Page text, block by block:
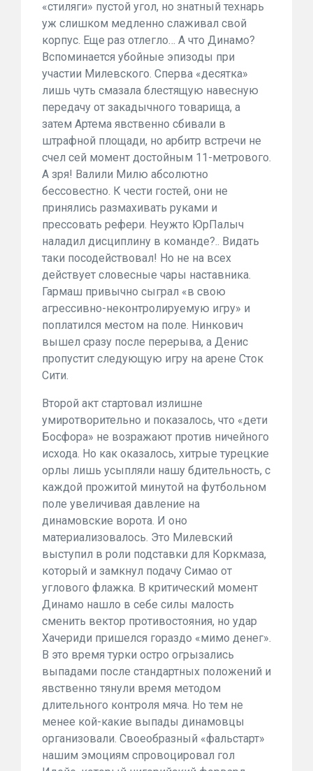
«стиляги» пустой угол, но знатный технарь
уж слишком медленно слаживал свой
корпус. Еще раз отлегло… А что Динамо?
Вспоминается убойные эпизоды при
участии Милевского. Сперва «десятка»
лишь чуть смазала блестящую навесную
передачу от закадычного товарища, а
затем Артема явственно сбивали в
штрафной площади, но арбитр встречи не
счел сей момент достойным 11-метрового.
А зря! Валили Милю абсолютно
бессовестно. К чести гостей, они не
принялись размахивать руками и
прессовать рефери. Неужто ЮрПалыч
наладил дисциплину в команде?.. Видать
таки посодействовал! Но не на всех
действует словесные чары наставника.
Гармаш привычно сыграл «в свою
агрессивно-неконтролируемую игру» и
поплатился местом на поле. Нинкович
вышел сразу после перерыва, а Денис
пропустит следующую игру на арене Сток
Сити.
Второй акт стартовал излишне
умиротворительно и показалось, что «дети
Босфора» не возражают против ничейного
исхода. Но как оказалось, хитрые турецкие
орлы лишь усыпляли нашу бдительность, с
каждой прожитой минутой на футбольном
поле увеличивая давление на
динамовские ворота. И оно
материализовалось. Это Милевский
выступил в роли подставки для Коркмаза,
который и замкнул подачу Симао от
углового флажка. В критический момент
Динамо нашло в себе силы малость
сменить вектор противостояния, но удар
Хачериди пришелся гораздо «мимо денег».
В это время турки остро огрызались
выпадами после стандартных положений и
явственно тянули время методом
длительного контроля мяча. Но тем не
менее кой-какие выпады динамовцы
организовали. Своеобразный «фальстарт»
нашим эмоциям спровоцировал гол